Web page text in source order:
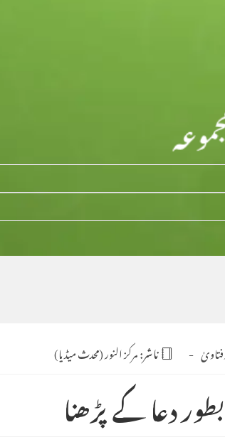
ناشر:مرکز النور (محدث میڈیا)
دعا کے پڑھنا